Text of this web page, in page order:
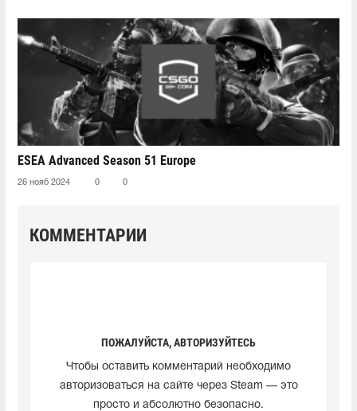
ESEA Advanced Season 51 Europe
26 нояб 2024 0 0
КОММЕНТАРИИ
ПОЖАЛУЙСТА, АВТОРИЗУЙТЕСЬ
Чтобы оставить комментарий необходимо
авторизоваться на сайте через Steam — это
просто и абсолютно безопасно.